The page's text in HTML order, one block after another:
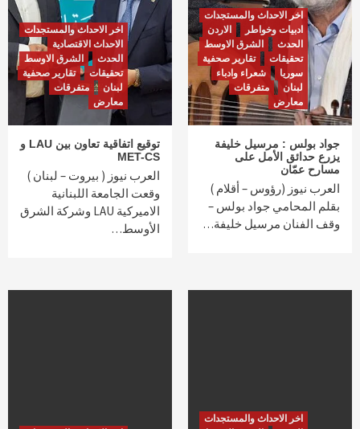
اخر الاحداث والمستجدات
ادبيات وخواطر
الاردن
الحدث
الشرق الاوسط
تحقيقات
تقارير صحفية
سوريا
شعراء وادباء
لبنان
متفرقات
معارض
جواد بولس : مرسيل خليفة
يزرع حدائق الأمل على
مسارح عمّان
العرب نيوز (رؤوس – أقلام )
بقلم المحامي جواد بولس –
وقف الفنان مرسيل خليفة…
اخر الاحداث والمستجدات
الاحداث الاقتصادية
الحدث
الشرق الاوسط
تحقيقات
تقارير صحفية
لبنان
متفرقات
معارض
توقيع اتفاقية تعاون بين LAU و
MET-CS
العرب نيوز ( بيروت – لبنان )
وقعت الجامعة اللبنانية
الاميركية LAU وشركة الشرق
الأوسط…
اخر الاحداث والمستجدات